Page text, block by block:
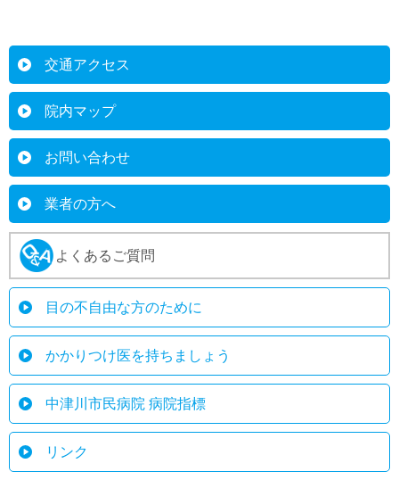
交通アクセス
院内マップ
お問い合わせ
業者の方へ
よくあるご質問
目の不自由な方のために
かかりつけ医を持ちましょう
中津川市民病院 病院指標
リンク